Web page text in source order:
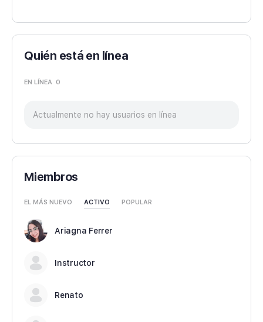
Quién está en línea
EN LÍNEA 0
Actualmente no hay usuarios en línea
Miembros
EL MÁS NUEVO ACTIVO POPULAR
Ariagna Ferrer
Instructor
Renato